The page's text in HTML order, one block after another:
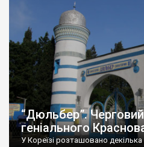
“Дюльбер”. Черговий
геніального
У Кореїзі розташовано